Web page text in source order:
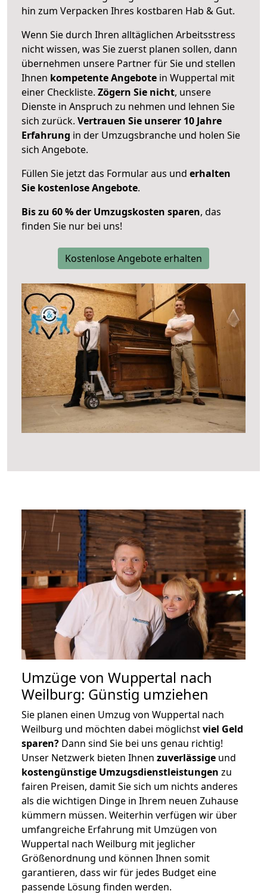
hin zum Verpacken Ihres kostbaren Hab & Gut.
Wenn Sie durch Ihren alltäglichen Arbeitsstress
nicht wissen, was Sie zuerst planen sollen, dann
übernehmen unsere Partner für Sie und stellen
Ihnen kompetente Angebote in Wuppertal mit
einer Checkliste. Zögern Sie nicht, unsere
Dienste in Anspruch zu nehmen und lehnen Sie
sich zurück. Vertrauen Sie unserer 10 Jahre
Erfahrung in der Umzugsbranche und holen Sie
sich Angebote.
Füllen Sie jetzt das Formular aus und erhalten
Sie kostenlose Angebote.
Bis zu 60 % der Umzugskosten sparen, das
finden Sie nur bei uns!
Kostenlose Angebote erhalten
Umzüge von Wuppertal nach
Weilburg: Günstig umziehen
Sie planen einen Umzug von Wuppertal nach
Weilburg und möchten dabei möglichstviel Geld
sparen? Dann sind Sie bei uns genau richtig!
Unser Netzwerk bieten Ihnen zuverlässige und
kostengünstige Umzugsdienstleistungen zu
fairen Preisen, damit Sie sich um nichts anderes
als die wichtigen Dinge in Ihrem neuen Zuhause
kümmern müssen. Weiterhin verfügen wir über
umfangreiche Erfahrung mit Umzügen von
Wuppertal nach Weilburg mit jeglicher
Größenordnung und können Ihnen somit
garantieren, dass wir für jedes Budget eine
passende Lösung finden werden.